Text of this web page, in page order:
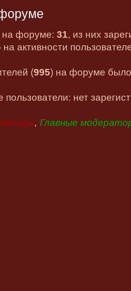
на форуме: 31, из них
активности
(995) на форуме
пользователи: нет
, Главные